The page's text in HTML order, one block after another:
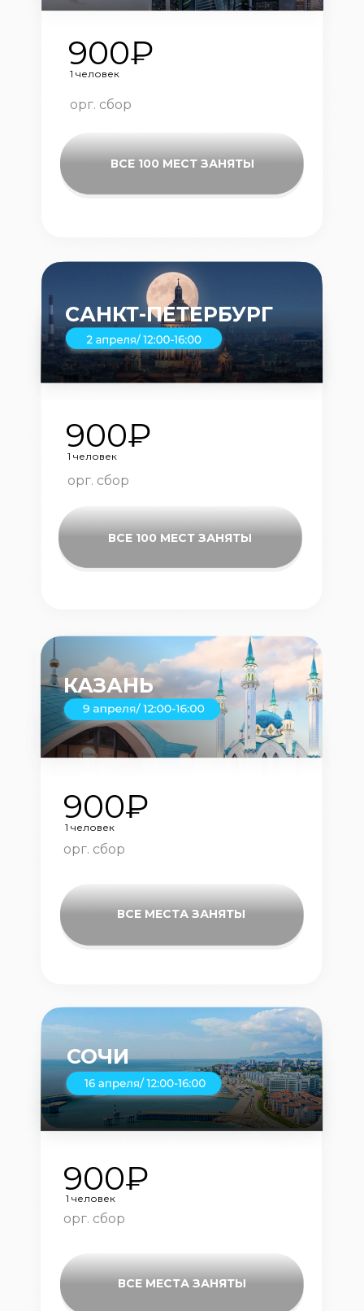
САНКТ-ПЕТЕРБУРГ
КАЗАНЬ
СОЧИ
900₽
орг. сбор
900₽
орг. сбор
900₽
орг. сбор
900₽
орг. сбор
ВСЕ 100 МЕСТ ЗАНЯТЫ
ВСЕ 100 МЕСТ ЗАНЯТЫ
ВСЕ МЕСТА ЗАНЯТЫ
ВСЕ МЕСТА ЗАНЯТЫ
1 человек
1 человек
1 человек
1 человек